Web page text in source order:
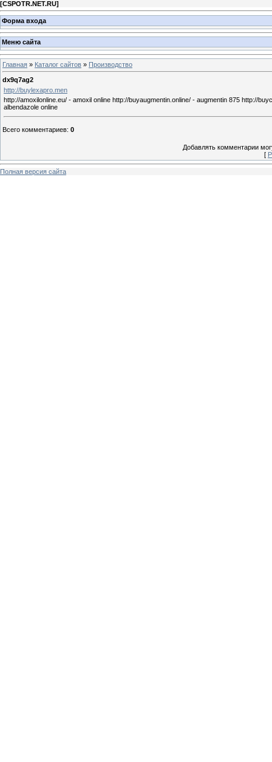
[CSPOTR.NET.RU]
Форма входа
Меню сайта
Главная » Каталог сайтов » Производство
dx9q7ag2
http://buylexapro.men
http://amoxilonline.eu/ - amoxil online http://buyaugmentin.online/ - augmentin 875 http://
albendazole online
Всего комментариев: 0
Добавлять комментарии
[
Полная версия сайта